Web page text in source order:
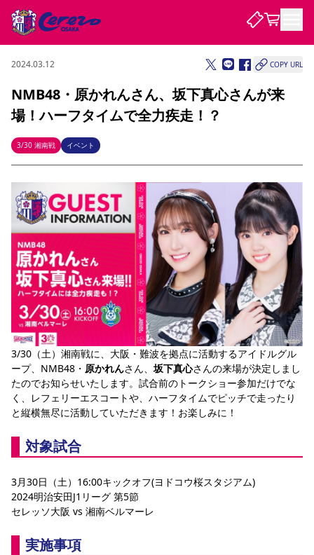
試合・チーム
試合について
試合日程 / 結果 順位表
チームについて
選手・スタッフ スケジュール メディア情報 アクセス
レディース
アカデミー ハナサカプレーヤー 歴代所属選手
観戦する
チケット
チケット情報 販売スケジュール 価格・席種 購入方法
シーズンシート
法人シーズンシート 福祉サービス
団体チケット
特定興行入場券 譲渡サービス リセールサービス
観戦ガイド
初めて観戦ガイド キッズ向けサービス グルメ
マッチデープログラム
観戦マナー&ルール ビジターサポーター観戦ガイド 公式アプリ
スタジアム
YANMAR HANASAKA STADIUM
DAZNで観戦
DAZNで観戦
アウェイツアー
よくある質問
よくある質問
クラブを知る
セレッソ大阪について
クラブ紹介 沿革 シーズン記録 求人情報
サポートする
パートナー企業募集中 セレッソ大阪VISAカード
サポートスタッフ
セレッソアイデアちょうだいな 応援商店街
Lise（ライセンスビジネス）
サステナビリティ
サステナビリティポリシー SDGsのゴール インパクトレポート
活動レポート SPORT POSITIVE LEAGUES 取り組み実績
スポーツクラブ
関連団体/施設
セレッソスポーツパーク舞洲
YANMAR HANASAKA STADIUM
セレッソ大阪アカデミー 子供のサッカースクール
大人のサッカースクール
その他スポーツクラブ
ファンクラブ
ファンクラブ
SAKURA SOCIO 招待券引換方法 まいセレチケット 会員規定
婚姻届・出生届・命名書
ニュース
ニュース
すべて チーム チケット イベント ファンクラブ
ホームタウン パートナー スポーツクラブ メディア 30周年
レディース
アカデミー
2024.03.12 COPY URL
NMB48・原かれんさん、坂下真心さんが来
場！ハーフタイムで全力疾走！？
3/30 湘南戦 イベント
3/30（土）湘南戦に、大阪・難波を拠点に活動するアイドルグル
ープ、NMB48・ 原かれんさん、坂下真心さんの来場が決定しまし
たのでお知らせいたします。試合前のトークショー参加だけでな
く、レフェリーエスコートや、ハーフタイムでピッチで走ったり
と縦横無尽に活動していただきます！お楽しみに！
対象試合
3月30日（土）16:00キックオフ(ヨドコウ桜スタジアム)
2024明治安田J1リーグ 第5節
セレッソ大阪 vs 湘南ベルマーレ
実施事項